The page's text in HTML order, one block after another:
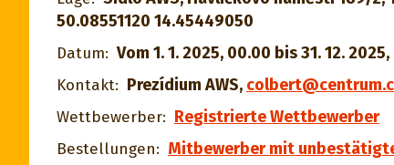
50.08551120 14.45449050
Datum: Vom 1. 1. 2025, 00.00 bis 31. 12.
Kontakt: Prezídium AWS,
Wettbewerber: Registrierte Wettbewerber
Bestellungen: Mitbewerber mit